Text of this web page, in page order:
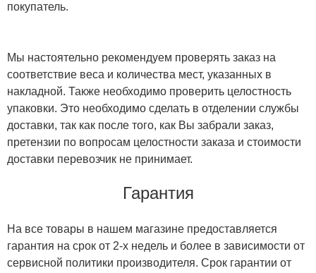
покупатель.
Мы настоятельно рекомендуем проверять заказ на
соответствие веса и количества мест, указанных в
накладной. Также необходимо проверить целостность
упаковки. Это необходимо сделать в отделении службы
доставки, так как после того, как Вы забрали заказ,
претензии по вопросам целостности заказа и стоимости
доставки перевозчик не принимает.
Гарантия
На все товары в нашем магазине предоставляется
гарантия на срок от 2-х недель и более в зависимости от
сервисной политики производителя. Срок гарантии от